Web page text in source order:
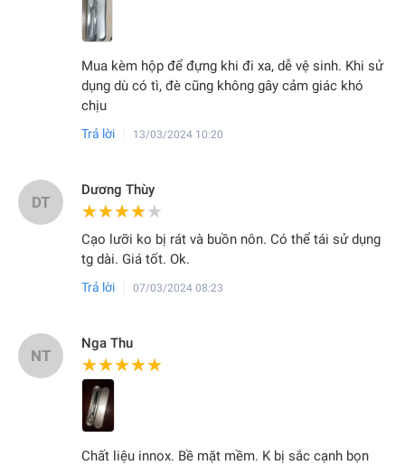
Mua kèm hộp để đựng khi đi xa, dễ vệ sinh. Khi sử
dụng dù có tì, đè cũng không gây cảm giác khó
chịu
Trả lời 13/03/2024 10:20
DT
Dương Thùy
★★★★★
★★★★★
Cạo lưỡi ko bị rát và buồn nôn. Có thể tái sử dụng
tg dài. Giá tốt. Ok.
Trả lời 07/03/2024 08:23
NT
Nga Thu
★★★★★
★★★★★
Chất liệu innox. Bề mặt mềm. K bị sắc cạnh bọn